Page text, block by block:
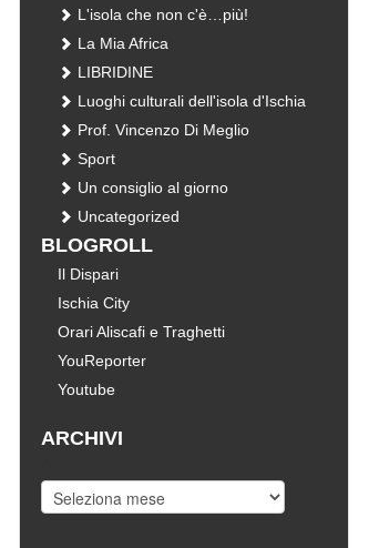
L'isola che non c'è…più!
La Mia Africa
LIBRIDINE
Luoghi culturali dell'isola d'Ischia
Prof. Vincenzo Di Meglio
Sport
Un consiglio al giorno
Uncategorized
BLOGROLL
Il Dispari
Ischia City
Orari Aliscafi e Traghetti
YouReporter
Youtube
ARCHIVI